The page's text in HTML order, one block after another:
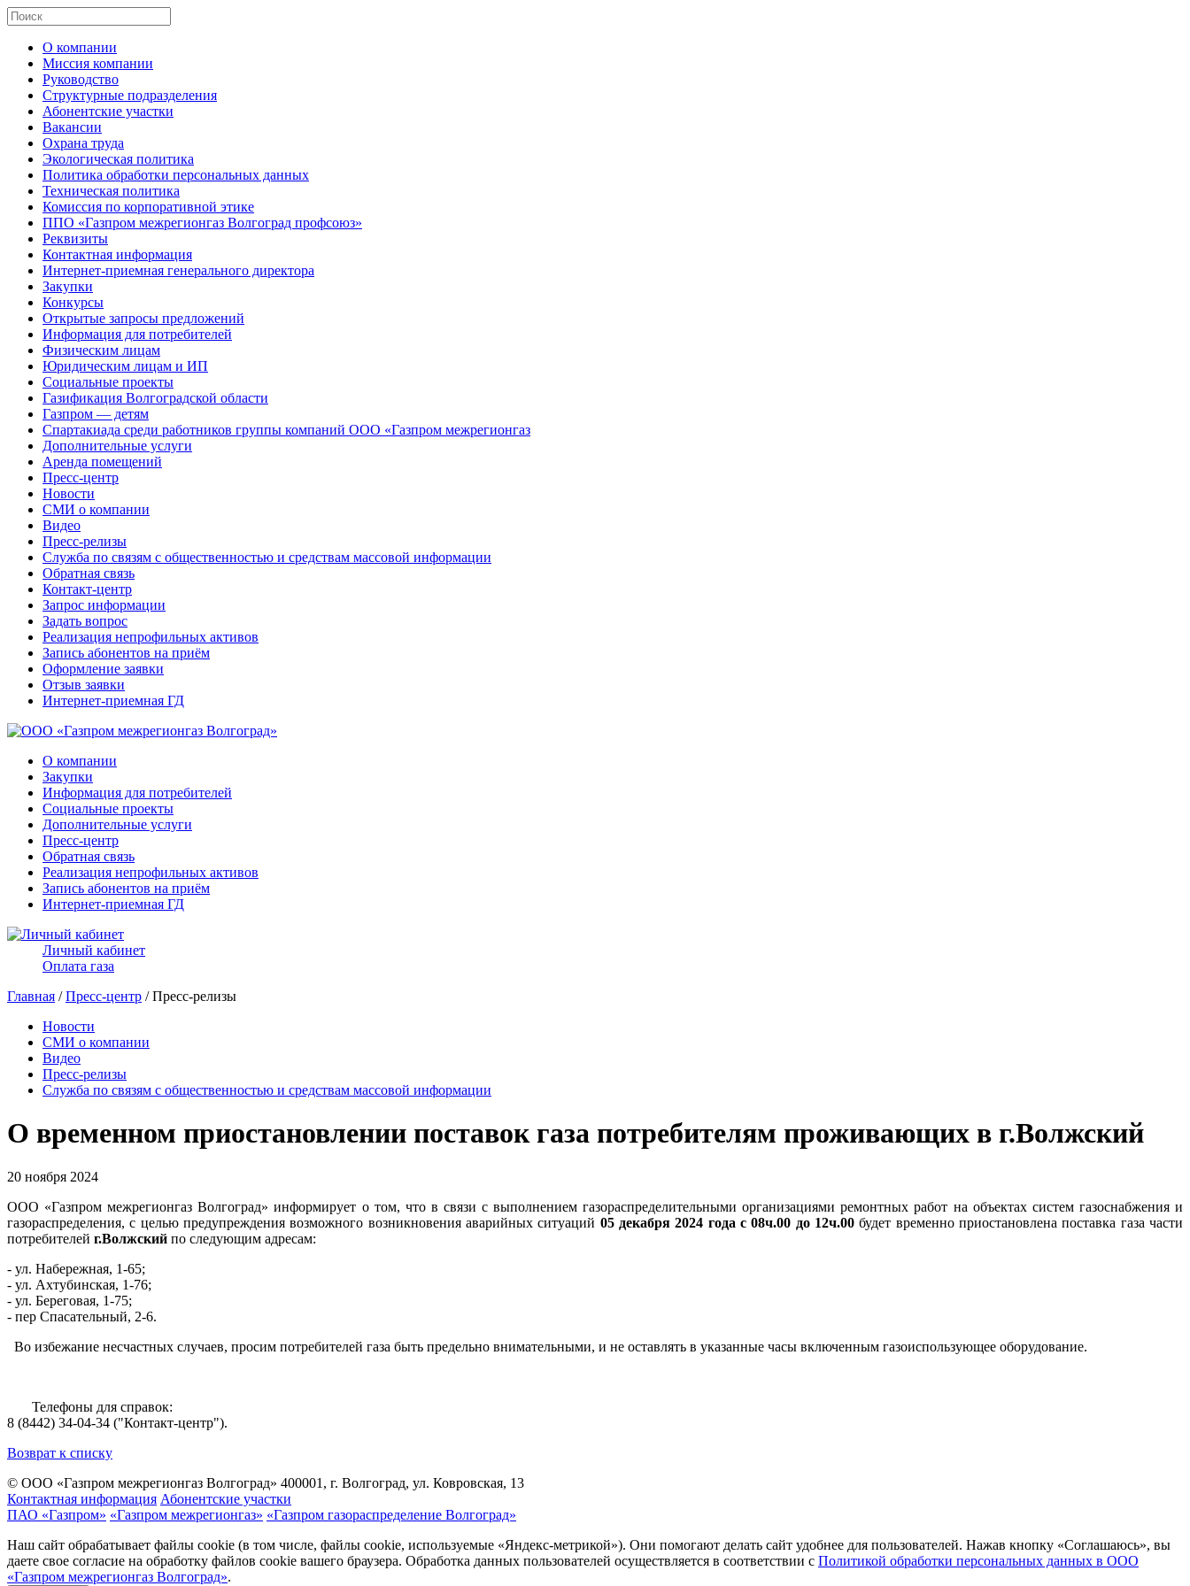
О компании
Миссия компании
Руководство
Структурные подразделения
Абонентские участки
Вакансии
Охрана труда
Экологическая политика
Политика обработки персональных данных
Техническая политика
Комиссия по корпоративной этике
ППО «Газпром межрегионгаз Волгоград профсоюз»
Реквизиты
Контактная информация
Интернет-приемная генерального директора
Закупки
Конкурсы
Открытые запросы предложений
Информация для потребителей
Физическим лицам
Юридическим лицам и ИП
Социальные проекты
Газификация Волгоградской области
Газпром — детям
Спартакиада среди работников группы компаний ООО «Газпром межрегионгаз
Дополнительные услуги
Аренда помещений
Пресс-центр
Новости
СМИ о компании
Видео
Пресс-релизы
Служба по связям с общественностью и средствам массовой информации
Обратная связь
Контакт-центр
Запрос информации
Задать вопрос
Реализация непрофильных активов
Запись абонентов на приём
Оформление заявки
Отзыв заявки
Интернет-приемная ГД
О компании
Закупки
Информация для потребителей
Социальные проекты
Дополнительные услуги
Пресс-центр
Обратная связь
Реализация непрофильных активов
Запись абонентов на приём
Интернет-приемная ГД
Личный кабинет
Оплата газа
Главная /Пресс-центр / Пресс-релизы
Новости
СМИ о компании
Видео
Пресс-релизы
Служба по связям с общественностью и средствам массовой информации
О временном приостановлении поставок газа потребителям проживающих в г.Волжский
20 ноября 2024
ООО «Газпром межрегионгаз Волгоград» информирует о том, что в связи с выполнением газораспределительными организациями ремонтных работ на объектах систем газоснабжения и
газораспределения, с целью предупреждения возможного возникновения аварийных ситуаций 05 декабря 2024 года с 08ч.00 до 12ч.00 будет временно приостановлена поставка газа части
потребителей г.Волжский по следующим адресам:
- ул. Набережная, 1-65;
- ул. Ахтубинская, 1-76;
- ул. Береговая, 1-75;
- пер Спасательный, 2-6.
Во избежание несчастных случаев, просим потребителей газа быть предельно внимательными, и не оставлять в указанные часы включенным газоиспользующее оборудование.
Телефоны для справок:
8 (8442) 34-04-34 ("Контакт-центр").
Возврат к списку
© ООО «Газпром межрегионгаз Волгоград» 400001, г. Волгоград, ул. Ковровская, 13
Контактная информация Абонентские участки
ПАО «Газпром» «Газпром межрегионгаз» «Газпром газораспределение Волгоград»
Наш сайт обрабатывает файлы cookie (в том числе, файлы cookie, используемые «Яндекс-метрикой»). Они помогают делать сайт удобнее для пользователей. Нажав кнопку «Соглашаюсь», вы
даете свое согласие на обработку файлов cookie вашего браузера. Обработка данных пользователей осуществляется в соответствии с Политикой обработки персональных данных в ООО
«Газпром межрегионгаз Волгоград».